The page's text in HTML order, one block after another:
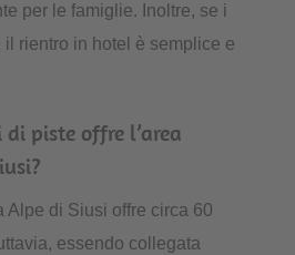
per le famiglie. Inoltre, se i
il rientro in hotel è semplice e
piste offre l’area
Alpe di Siusi offre circa 60
essendo collegata